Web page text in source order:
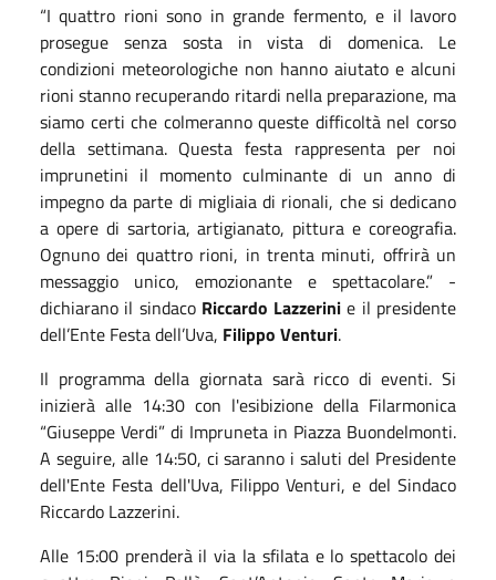
“I quattro rioni sono in grande fermento, e il lavoro
prosegue senza sosta in vista di domenica. Le
condizioni meteorologiche non hanno aiutato e alcuni
rioni stanno recuperando ritardi nella preparazione, ma
siamo certi che colmeranno queste difficoltà nel corso
della settimana. Questa festa rappresenta per noi
imprunetini il momento culminante di un anno di
impegno da parte di migliaia di rionali, che si dedicano
a opere di sartoria, artigianato, pittura e coreografia.
Ognuno dei quattro rioni, in trenta minuti, offrirà un
messaggio unico, emozionante e spettacolare.” -
dichiarano il sindaco Riccardo Lazzerini e il presidente
dell’Ente Festa dell’Uva, Filippo Venturi.
Il programma della giornata sarà ricco di eventi. Si
inizierà alle 14:30 con l'esibizione della Filarmonica
“Giuseppe Verdi” di Impruneta in Piazza Buondelmonti.
A seguire, alle 14:50, ci saranno i saluti del Presidente
dell'Ente Festa dell'Uva, Filippo Venturi, e del Sindaco
Riccardo Lazzerini.
Alle 15:00 prenderà il via la sfilata e lo spettacolo dei